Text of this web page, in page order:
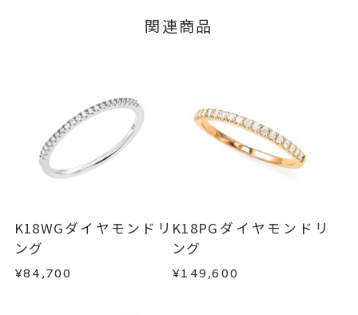
※#16からは19,800円(税込)の加
リング幅 最大：約1.2mm/最
小：約1mm
ダイヤモンド、
、
エタニティ
■お届け目安が「3営業日以内に発送」の商品
発送いたします。
■お届け目安が「約1ヶ月半以内～」の商品
ご注文いただいてから在庫状況を確認いたしま
・在庫のご用意ができる場合： 約1週間～1ヶ月以
内を目安に発送いたします。
・受注生産となる場合： 商品ページに記載のある
ージの購入履歴一覧よりご注文状況をご確認いた
メンバーシップ未登録のお客さまは、お問い合
わせフォームよりご連絡ください。
返品・交換以下の場合、商品の返品・交換・返金
・受注生産の商品
・お客さまのお手元で傷や汚れが発生した商品
・到着後ご連絡無く7日以上経過した商品
・刻印をお入れした商品
関連商品
K18WGダイヤモンドリ
ング
¥84,700
K18PGダイヤモンドリ
ング
¥149,600